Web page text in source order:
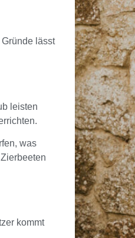
lässt
leisten
was
kommt